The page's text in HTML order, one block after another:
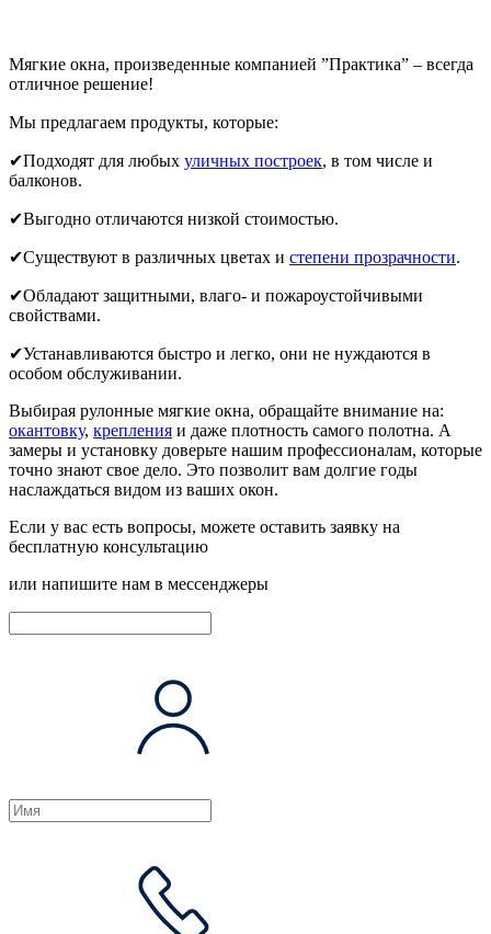
Мягкие окна, произведенные компанией ”Практика” – всегда
отличное решение!
Мы предлагаем продукты, которые:⠀
✔Подходят для любых уличных построек, в том числе и
балконов.
✔Выгодно отличаются низкой стоимостью.
✔Существуют в различных цветах и степени прозрачности.
✔Обладают защитными, влаго- и пожароустойчивыми
свойствами.
✔Устанавливаются быстро и легко, они не нуждаются в
особом обслуживании.
Выбирая рулонные мягкие окна, обращайте внимание на:
окантовку, крепления и даже плотность самого полотна. А
замеры и установку доверьте нашим профессионалам, которые
точно знают свое дело. Это позволит вам долгие годы
наслаждаться видом из ваших окон.
Если у вас есть вопросы, можете оставить заявку на
бесплатную консультацию
или напишите нам в мессенджеры